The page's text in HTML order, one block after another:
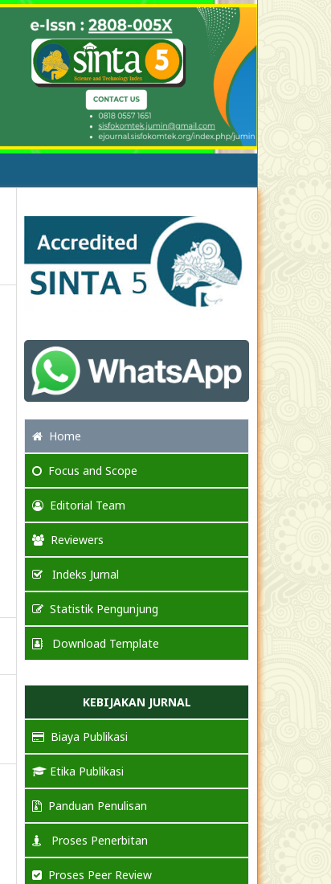
Home
Focus and Scope
Editorial Team
Reviewers
Indeks Jurnal
Statistik Pengunjung
Download Template
KEBIJAKAN JURNAL
Biaya Publikasi
Etika Publikasi
Panduan Penulisan
Proses Penerbitan
Proses Peer Review